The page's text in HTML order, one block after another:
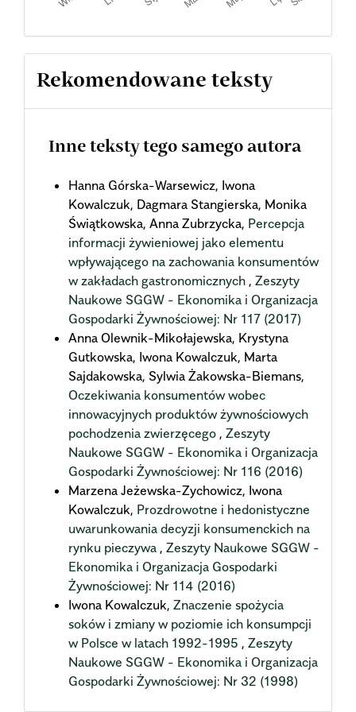
Rekomendowane teksty
Inne teksty tego samego autora
Hanna Górska-Warsewicz, Iwona
Kowalczuk, Dagmara Stangierska, Monika
Świątkowska, Anna Zubrzycka, Percepcja
informacji żywieniowej jako elementu
wpływającego na zachowania konsumentów
w zakładach gastronomicznych , Zeszyty
Naukowe SGGW - Ekonomika i Organizacja
Gospodarki Żywnościowej: Nr 117 (2017)
Anna Olewnik-Mikołajewska, Krystyna
Gutkowska, Iwona Kowalczuk, Marta
Sajdakowska, Sylwia Żakowska-Biemans,
Oczekiwania konsumentów wobec
innowacyjnych produktów żywnościowych
pochodzenia zwierzęcego , Zeszyty
Naukowe SGGW - Ekonomika i Organizacja
Gospodarki Żywnościowej: Nr 116 (2016)
Marzena Jeżewska-Zychowicz, Iwona
Kowalczuk, Prozdrowotne i hedonistyczne
uwarunkowania decyzji konsumenckich na
rynku pieczywa , Zeszyty Naukowe SGGW -
Ekonomika i Organizacja Gospodarki
Żywnościowej: Nr 114 (2016)
Iwona Kowalczuk, Znaczenie spożycia
soków i zmiany w poziomie ich konsumpcji
w Polsce w latach 1992-1995 , Zeszyty
Naukowe SGGW - Ekonomika i Organizacja
Gospodarki Żywnościowej: Nr 32 (1998)